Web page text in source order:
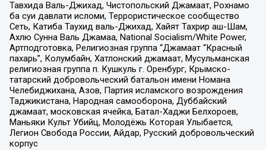
Тавхида Валь-Джихад, Чистопольский Джамаат, Рохнамо
ба суи давлати исломи, Террористическое сообщество
Сеть, Катиба Таухид валь-Джихад, Хайят Тахрир аш-Шам,
Ахлю Сунна Валь Джамаа, National Socialism/White Power,
Артподготовка, Религиозная группа “Джамаат “Красный
пахарь”, Колумбайн, Хатлонский джамаат, Мусульманская
религиозная группа п. Кушкуль г. Оренбург, Крымско-
татарский добровольческий батальон имени Номана
Челебиджихана, Азов, Партия исламского возрождения
Таджикистана, Народная самооборона, Дуббайский
джамаат, московская ячейка, Батал-Хаджи Белхороев,
Маньяки Культ Убийц, Молодёжь Которая Улыбается,
Легион Свобода России, Айдар, Русский добровольческий
корпус